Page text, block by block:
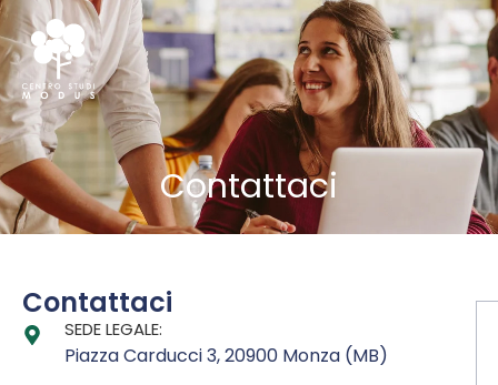
Contattaci
Contattaci
SEDE LEGALE:
Piazza Carducci 3, 20900 Monza (MB)